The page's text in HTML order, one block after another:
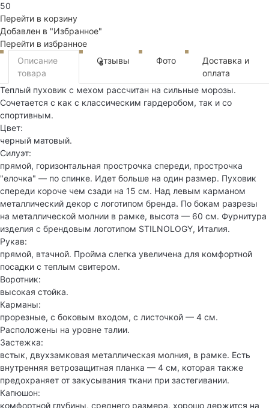
50
Перейти в корзину
Добавлен в "Избранное"
Перейти в избранное
Описание
товара
Отзывы
5 Фото
Доставка и
оплата
Теплый пуховик с мехом рассчитан на сильные морозы.
Сочетается с как с классическим гардеробом, так и со
спортивным.
Цвет:
черный матовый.
Силуэт:
прямой, горизонтальная прострочка спереди, прострочка
"елочка" — по спинке. Идет больше на один размер. Пуховик
спереди короче чем сзади на 15 см. Над левым карманом
металлический декор с логотипом бренда. По бокам разрезы
на металлической молнии в рамке, высота — 60 см. Фурнитура
изделия с брендовым логотипом STILNOLOGY, Италия.
Рукав:
прямой, втачной. Пройма слегка увеличена для комфортной
посадки с теплым свитером.
Воротник:
высокая стойка.
Карманы:
прорезные, с боковым входом, с листочкой — 4 см.
Расположены на уровне талии.
Застежка:
встык, двухзамковая металлическая молния, в рамке. Есть
внутренняя ветрозащитная планка — 4 см, которая также
предохраняет от закусывания ткани при застегивании.
Капюшон:
комфортной глубины, среднего размера, хорошо держится на